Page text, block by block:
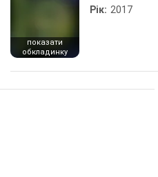
показати
обкладинку
Рік: 2017